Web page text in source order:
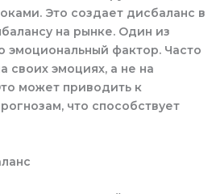
Это создает дисбаланс в
на рынке. Один из
эмоциональный фактор. Часто
эмоциях, а не на
может приводить к
что способствует